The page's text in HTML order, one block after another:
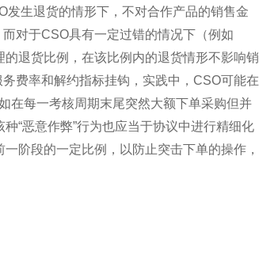
生退货的情形下，不对合作产品的销售金
对于CSO具有一定过错的情况下（例如
退货比例，在该比例内的退货情形不影响销
费率和解约指标挂钩，实践中，CSO可能在
在每一考核周期末尾突然大额下单采购但并
“恶意作弊”行为也应当于协议中进行精细化
阶段的一定比例，以防止突击下单的操作，